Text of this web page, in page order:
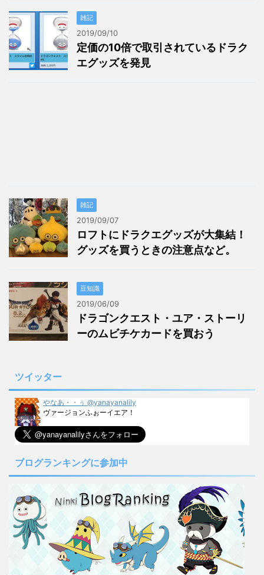
雑記
2019/09/10
定価の10倍で取引されているドラク
エグッズを発見
雑記
2019/09/07
ロフトにドラクエグッズが大集結！
グッズを買うときの注意点など。
豆知識
2019/06/09
ドラゴンクエスト・ユア・ストーリ
ーのムビチケカードを買おう
ツイッター
やなあ・・ぅ @yanayanalily
ヴァージョンふぉーイエア！
ブログランキングに参加中